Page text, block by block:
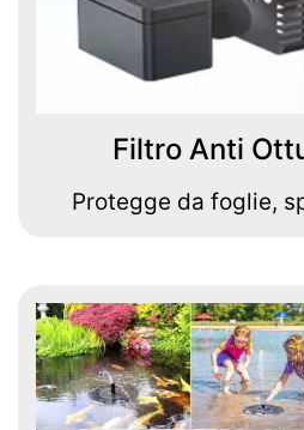
Filtro Anti
Protegge da foglie,